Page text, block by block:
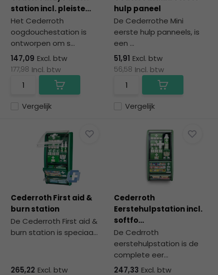
station incl. pleiste...
Het Cederroth
oogdouchestation is
ontworpen om s...
Vergelijk
147,09 Excl. btw
177,98 Incl. btw
hulp paneel
De Cederrothe Mini
eerste hulp panneels, is
een ...
Vergelijk
51,91 Excl. btw
56,58 Incl. btw
Cederroth First aid &
burn station
De Cederroth First aid &
burn station is speciaa...
265,22 Excl. btw
Cederroth
Eerstehulpstation incl.
softfo...
De Cedrroth
eerstehulpstation is de
complete eer...
247,33 Excl. btw